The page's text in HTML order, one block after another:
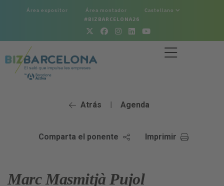
Área expositor Área montador Castellano
#BIZBARCELONA26
Atrás | Agenda
Comparta el ponente Imprimir
Marc Masmitjà Pujol